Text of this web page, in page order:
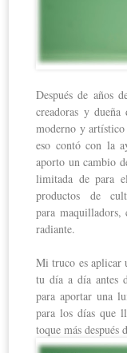
Después de años
creadoras y dueña
moderno y
eso contó con la
aporto un cambio
limitada de para
productos de
para maquilladors,
radiante.
Mi truco es aplicar
tu día a día antes
para aportar una
para los días que
toque más